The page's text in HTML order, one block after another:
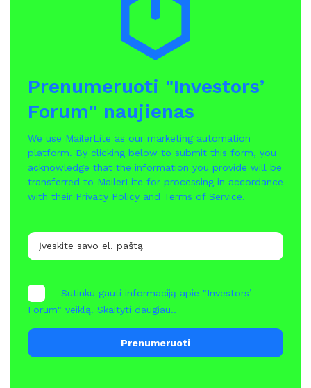
Prenumeruoti "Investors’
Forum" naujienas
We use MailerLite as our marketing automation
platform. By clicking below to submit this form, you
acknowledge that the information you provide will be
transferred to MailerLite for processing in accordance
with their Privacy Policy and Terms of Service.
Sutinku gauti informaciją apie "Investors’
Forum" veiklą. Skaityti daugiau..
Prenumeruoti